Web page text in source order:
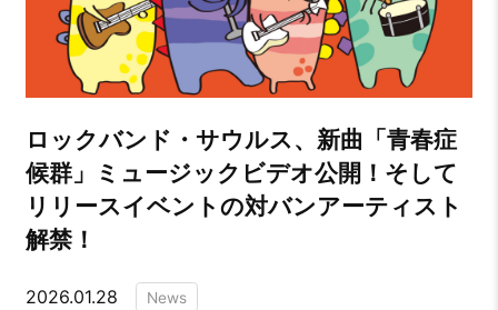
ロックバンド・サウルス、新曲「青春症
候群」ミュージックビデオ公開！そして
リリースイベントの対バンアーティスト
解禁！
2026.01.28 News